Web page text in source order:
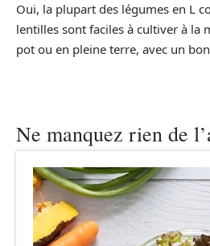
Oui, la plupart des légumes en L
lentilles sont faciles à cultiver à la
pot ou en pleine terre, avec un
Ne manquez rien de